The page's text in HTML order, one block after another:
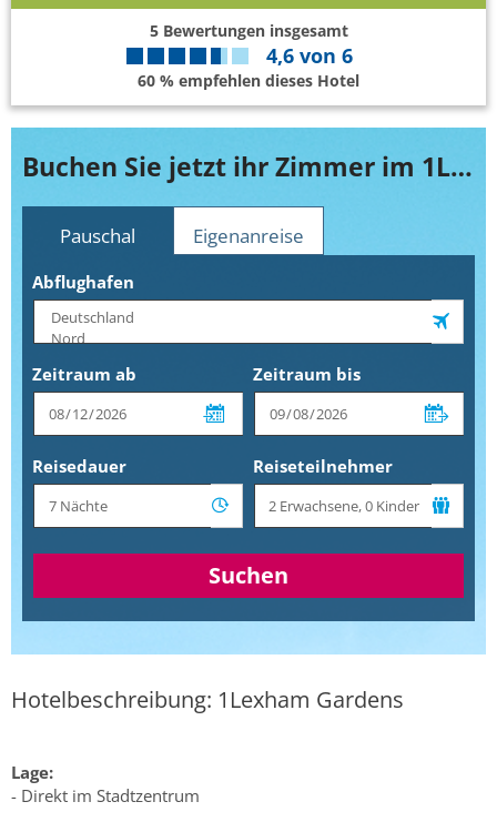
5Bewertungen insgesamt
4,6 von 6
60 % empfehlen dieses Hotel
Buchen Sie jetzt ihr Zimmer im 1Lexham Gardens
Pauschal Eigenanreise
Abflughafen
Zeitraum ab Zeitraum bis
Reisedauer Reiseteilnehmer
Suchen
Hotelbeschreibung: 1Lexham Gardens
Lage:
- Direkt im Stadtzentrum